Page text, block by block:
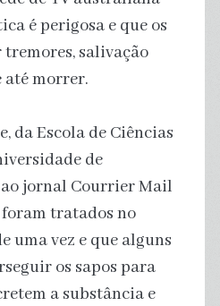
é perigosa e que os
salivação
até morrer.
da Escola de Ciências
de
ao jornal Courrier Mail
foram tratados no
uma vez e que alguns
os sapos para
a substância e